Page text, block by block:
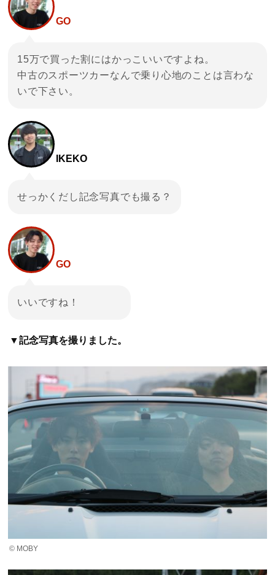
GO
15万で買った割にはかっこいいですよね。
中古のスポーツカーなんで乗り心地のことは言わな
いで下さい。
IKEKO
せっかくだし記念写真でも撮る？
GO
いいですね！
▼記念写真を撮りました。
© MOBY